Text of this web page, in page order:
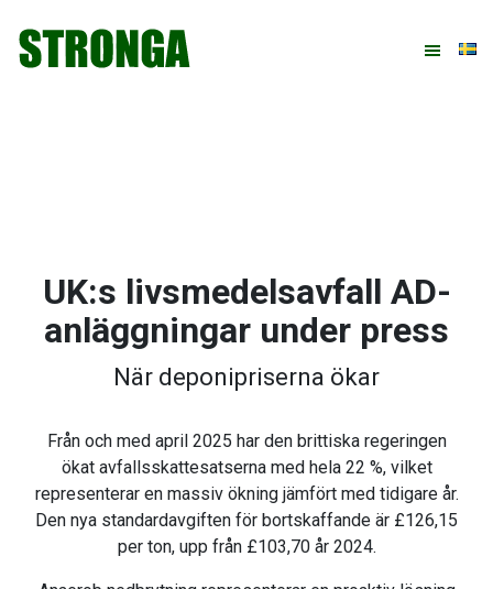
huvudnavigering
huvudinnehåll
det
sidfot
UK:s livsmedelsavfall AD-
anläggningar under press
När deponipriserna ökar
Från och med april 2025 har den brittiska regeringen
ökat avfallsskattesatserna med hela 22 %, vilket
representerar en massiv ökning jämfört med tidigare år.
Den nya standardavgiften för bortskaffande är £126,15
per ton, upp från £103,70 år 2024.